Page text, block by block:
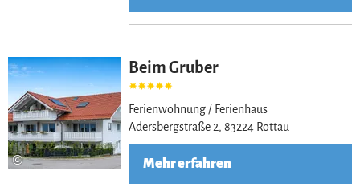
©
Beim Gruber
Ferienwohnung / Ferienhaus
Adersbergstraße 2, 83224 Rottau
Mehr erfahren